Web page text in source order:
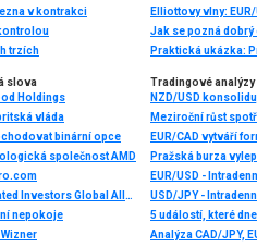
v kontrakci
trzích
Jak se pozná dobrý
Praktická ukázka:
slova
Holdings
vláda
binární opce
společnost AMD
Federated Investors Global Allocation Fund
nepokoje
Wizner
Tradingové analýzy
NZD/USD
EUR/USD -
USD/JPY -
5 událostí, které
Analýza CAD/JPY,